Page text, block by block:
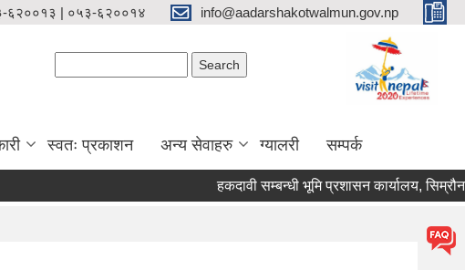
६२००१३ | ०५३-६२००१४ info@aadarshakotwalmun.gov.np
स्वतः प्रकाशन अन्य सेवाहरु ग्यालरी सम्पर्क
हकदावी सम्बन्धी भूमि प्रशासन कार्यालय,